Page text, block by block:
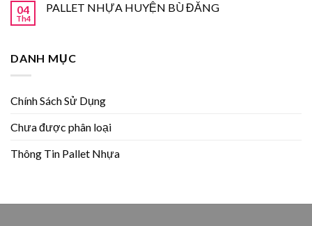
04
Th4
PALLET NHỰA HUYỆN BÙ ĐĂNG
DANH MỤC
Chính Sách Sử Dụng
Chưa được phân loại
Thông Tin Pallet Nhựa